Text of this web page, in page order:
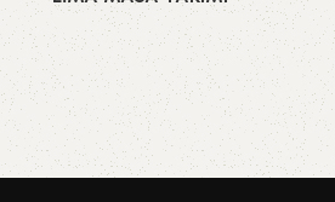
Mutfak Masaları